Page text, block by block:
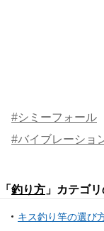
#シミーフォール
#バイブレーショ
「 釣り方 」カテゴ